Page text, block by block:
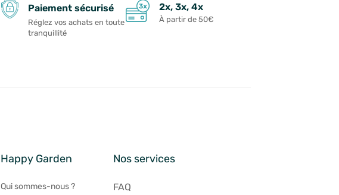
Paiement sécurisé
Réglez vos achats en toute
tranquillité
2x, 3x, 4x
À partir de 50€
Happy Garden
Qui sommes-nous ?
Nos services
FAQ